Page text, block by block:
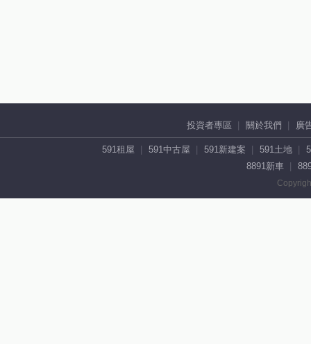
投資者專區 關於我們 廣
591租屋 591中古屋 591新建案 591土地
8891新車